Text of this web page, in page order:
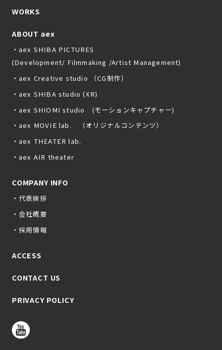
WORKS
ABOUT aex
・aex SHIBA PICTURES
(Development/ Filmmaking /Artist Management)
・aex Creative studio （CG制作）
・aex SHIBA studio (XR)
・aex SHIOMI studio (モーションキャプチャー)
・aex MOVIE lab. （オリジナルコンテンツ）
・aex THEATER lab.
・aex AIR theater
COMPANY INFO
・代表挨拶
・会社概要
・採用情報
ACCESS
CONTACT US
PRIVACY POLICY